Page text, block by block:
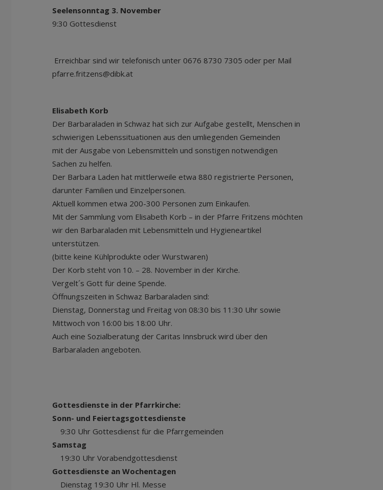
Seelensonntag 3. November
9:30 Gottesdienst
Erreichbar sind wir telefonisch unter 0676 8730 7305 oder per Mail
pfarre.fritzens@dibk.at
Elisabeth Korb
Der Barbaraladen in Schwaz hat sich zur Aufgabe gestellt, Menschen in
schwierigen Lebenssituationen aus den umliegenden Gemeinden
mit der Ausgabe von Lebensmitteln und sonstigen notwendigen
Sachen zu helfen.
Der Barbara Laden hat mittlerweile etwa 880 registrierte Personen,
darunter Familien und Einzelpersonen.
Aktuell kommen etwa 200-300 Personen zum Einkaufen.
Mit der Sammlung vom Elisabeth Korb – in der Pfarre Fritzens möchten
wir den Barbaraladen mit Lebensmitteln und Hygieneartikel
unterstützen.
(bitte keine Kühlprodukte oder Wurstwaren)
Der Korb steht von 10. – 28. November in der Kirche.
Vergelt´s Gott für deine Spende.
Öffnungszeiten in Schwaz Barbaraladen sind:
Dienstag, Donnerstag und Freitag von 08:30 bis 11:30 Uhr sowie
Mittwoch von 16:00 bis 18:00 Uhr.
Auch eine Sozialberatung der Caritas Innsbruck wird über den
Barbaraladen angeboten.
Gottesdienste in der Pfarrkirche:
Sonn- und Feiertagsgottesdienste
9:30 Uhr Gottesdienst für die Pfarrgemeinden
Samstag
19:30 Uhr Vorabendgottesdienst
Gottesdienste an Wochentagen
Dienstag 19:30 Uhr Hl. Messe